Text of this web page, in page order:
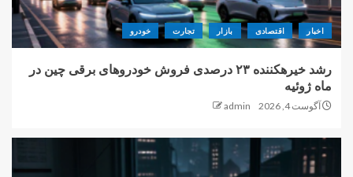
اخبار اقتصادی بازار تجارت خودرو
رشد خیرهکننده ۲۳ درصدی فروش خودروهای برقی چین در
ماه ژوئیه
آگوست 4, 2026 admin